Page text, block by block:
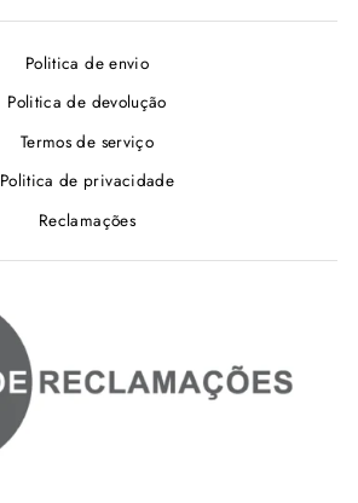
Politica de envio
Politica de devolução
Termos de serviço
Politica de privacidade
Reclamações